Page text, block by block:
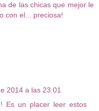
de las chicas que mejor le
con el... preciosa!
2014 a las 23:01
Es un placer leer estos